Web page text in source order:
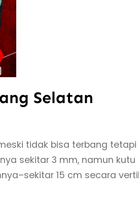
Selatan
tidak bisa terbang tetapi
sekitar 3 mm, namun kutu
15 cm secara